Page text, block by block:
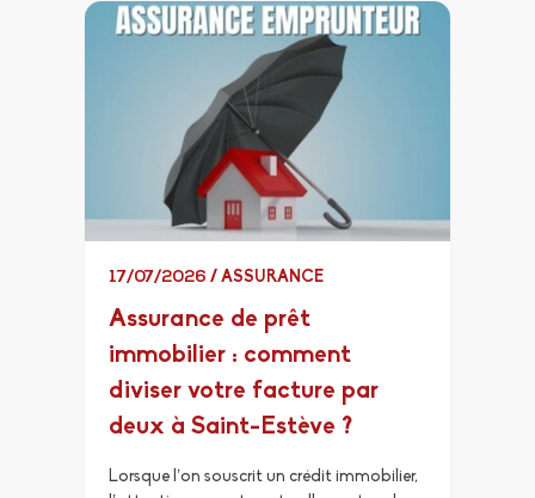
17/07/2026 / ASSURANCE
Assurance de prêt
immobilier : comment
diviser votre facture par
deux à Saint-Estève ?
Lorsque l’on souscrit un crédit immobilier,